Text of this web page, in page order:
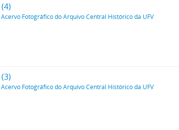
Acervo Fotográfico do Arquivo Central Histórico da UFV
Acervo Fotográfico do Arquivo Central Histórico da UFV